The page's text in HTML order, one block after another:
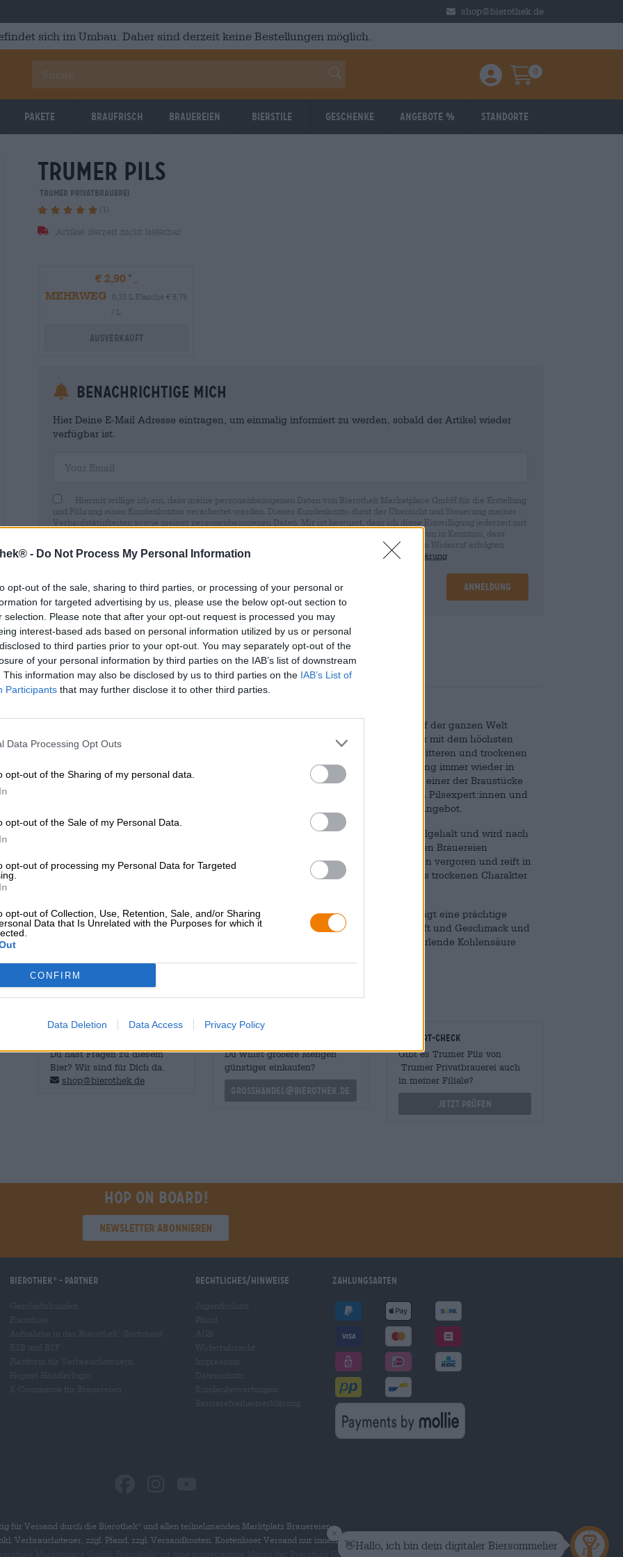
- Do Not Process My Personal Information
opt-out of the sale, sharing to third parties, or processing of your personal or
for targeted advertising by us, please use the below opt-out section to
selection. Please note that after your opt-out request is processed you may
interest-based ads based on personal information utilized by us or personal
to third parties prior to your opt-out. You may separately opt-out of the
of your personal information by third parties on the IAB’s list of downstream
This information may also be disclosed by us to third parties on the IAB’s List of
Participants that may further disclose it to other third parties.
Data Processing Opt Outs
opt-out of the Sharing of my personal data.
opt-out of the Sale of my Personal Data.
opt-out of processing my Personal Data for Targeted
opt-out of Collection, Use, Retention, Sale, and/or Sharing
Data that Is Unrelated with the Purposes for which it
CONFIRM
Data Deletion Data Access Privacy Policy
shop@bierothek.de
sich im Umbau. Daher sind derzeit keine Bestellungen möglich.
Einloggen / Anmelden
Warenkorb
0
Pakete Braufrisch Brauereien Bierstile Geschenke Angebote % Standorte
trumer Pils
Trumer Privatbrauerei
(1)
Artikel derzeit nicht lieferbar
€ 2,90
MEHRWEG
0,33 L Flasche € 8,79
/ L
Ausverkauft
Benachrichtige mich
Hier Deine E-Mail Adresse eintragen, um einmalig informiert zu werden, sobald der Artikel wieder
verfügbar ist.
Hiermit willige ich ein, dass meine personenbezogenen Daten von Bierothek Marketplace GmbH für die Erstellung
und Führung eines Kundenkontos verarbeitet werden. Dieses Kundenkonto dient der Übersicht und Steuerung meiner
Verkaufstätigkeiten sowie meiner personenbezogenen Daten. Mir ist bewusst, dass ich diese Einwilligung jederzeit mit
Wirkung für die Zukunft per E-Mail an shop@bierothek.de widerrufen kann. Wir setzen Sie davon in Kenntnis, dass
durch den Widerruf der Einwilligung die Rechtmäßigkeit der aufgrund der Einwilligung bis zum Widerruf erfolgten
Verarbeitung nicht berührt wird. Weitere Informationen finden Sie in unserer
Datenschutzerklärung
Anmeldung
* Preise inkl. gesetzlicher MwSt. zzgl.Versandkosten zzgl.Pfand€ 0,25
Beschreibung Infos Bewertungen (1)
Das Pils ist ein Klassiker, der seit der Mitte des 19. Jahrhunderts gebraut und auf der ganzen Welt
gerne getrunken wird. In vielen Teilen Deutschlands ist Pils noch immer das Bier mit dem höchsten
Ausstoß und der Liebling Vieler. Wir können die Begeisterung für den herben, bitteren und trockenen
Sud verstehen, auch wenn uns die unzähligen Kreationen der Craftbier-Bewegung immer wieder in
andere Richtungen locken. Wenn wir jedoch zum Pilsner greifen, dann gerne zu einer der Braustücke
von der Trumer Privatbrauerei. Das österreichische Team zählt zu den führenden Pilsexpert:innen und
hat eine ganze Reihe verschiedenster Interpretationen des Traditionsbieres im Angebot.
Das Flaggschiff des Sortiments ist das Trumer Pils. Der Sud enthält 4,9 % Alkoholgehalt und wird nach
den Vorgaben des Bayerischen Reinheitsgebotes gebraut. Im Gegensatz zu vielen Brauereien
verwendet Trumer ausschließlich Naturhopfen. Das Bier wird in offenen Bottichen vergoren und reift in
Ruhe zu einem leichtfüßigen Genuss, der uns mit Eleganz und seinem besonders trockenen Charakter
Das preisgekrönte Schmankerl glänzt in einem sonnigen Goldton im Glas und trägt eine prächtige
Schaumkrone auf dem kristallklaren Körper. Florale Hopfennoten dominieren Duft und Geschmack und
steuern neben dem Aroma auch eine geradlinige, saubere Bitterkeit bei. Eine perlende Kohlensäure
Du hast Fragen zu diesem
Bier? Wir sind für Dich da.
shop@bierothek.de
Du willst größere Mengen
günstiger einkaufen?
grosshandel@bierothek.de
Vor-Ort-Check
Gibt es Trumer Pils von
Trumer Privatbrauerei auch
in meiner Filiale?
Jetzt prüfen
Hop on board!
Newsletter abonnieren
Bierothek - Partner Rechtliches/Hinweise Zahlungsarten
für Versand durch die Bierothek
und allen teilnehmenden Marktplatz Brauereien
Verbrauchsteuer, zzgl. Pfand, zzgl. Versandkosten. Kostenloser Versand nur innerhalb Deutschlands.
ist eine eingetragene Marke der Bierothek Group GmbH. Alle Rechte vorbehalten.